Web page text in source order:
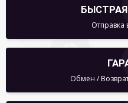
Отправка
Обмен /